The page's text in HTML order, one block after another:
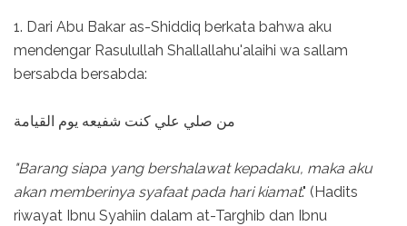
1. Dari Abu Bakar as-Shiddiq berkata bahwa aku
mendengar Rasulullah Shallallahu'alaihi wa sallam
bersabda bersabda:
من صلي علي كنت شفيعه يوم القيامة
"Barang siapa yang bershalawat kepadaku, maka aku
akan memberinya syafaat pada hari kiamat." (Hadits
riwayat Ibnu Syahiin dalam at-Targhib dan Ibnu